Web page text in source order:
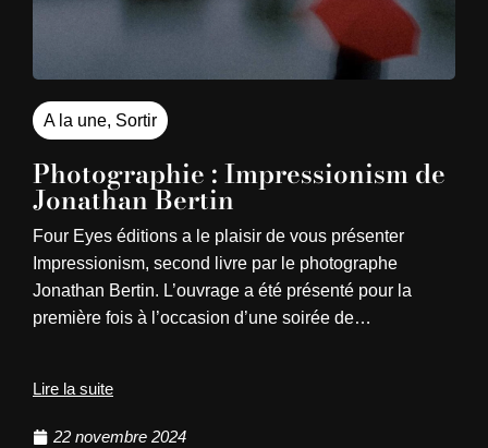
A la une, Sortir
Photographie : Impressionism de
Jonathan Bertin
Four Eyes éditions a le plaisir de vous présenter
Impressionism, second livre par le photographe
Jonathan Bertin. L’ouvrage a été présenté pour la
première fois à l’occasion d’une soirée de…
Lire la suite
22 novembre 2024